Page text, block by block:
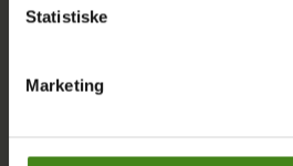
Statistiske
Marketing